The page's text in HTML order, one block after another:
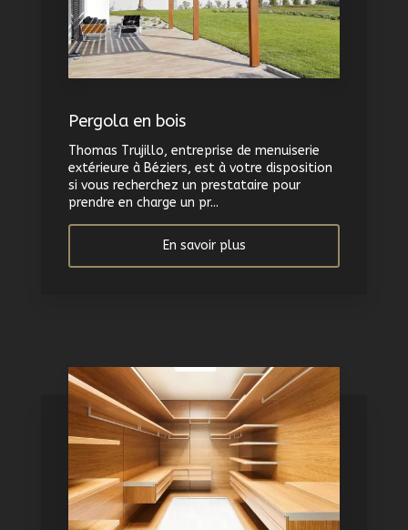
Pergola en bois
Thomas Trujillo, entreprise de menuiserie
extérieure à Béziers, est à votre disposition
si vous recherchez un prestataire pour
prendre en charge un pr...
En savoir plus